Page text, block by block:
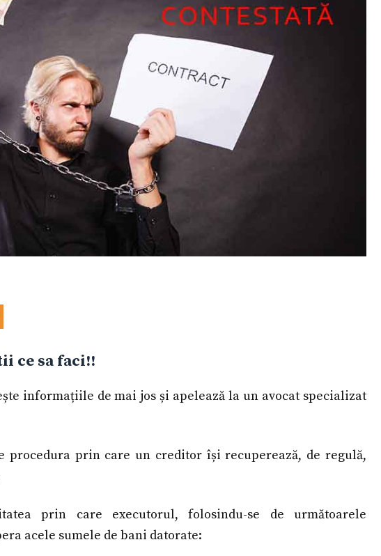
ce sa faci!!
informațiile de mai jos și apelează la un avocat specializat
procedura prin care un creditor își recuperează, de regulă,
prin care executorul, folosindu-se de următoarele
acele sumele de bani datorate: